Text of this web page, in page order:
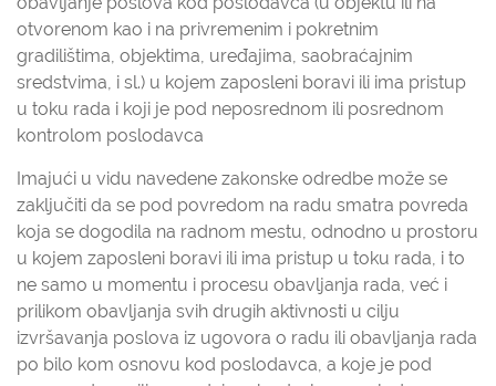
otvorenom kao i na privremenim i pokretnim
gradilištima, objektima, uređajima, saobraćajnim
sredstvima, i sl.) u kojem zaposleni boravi ili ima pristup
u toku rada i koji je pod neposrednom ili posrednom
kontrolom poslodavca
Imajući u vidu navedene zakonske odredbe može se
zaključiti da se pod povredom na radu smatra povreda
koja se dogodila na radnom mestu, odnodno u prostoru
u kojem zaposleni boravi ili ima pristup u toku rada, i to
ne samo u momentu i procesu obavljanja rada, već i
prilikom obavljanja svih drugih aktivnosti u cilju
izvršavanja poslova iz ugovora o radu ili obavljanja rada
po bilo kom osnovu kod poslodavca, a koje je pod